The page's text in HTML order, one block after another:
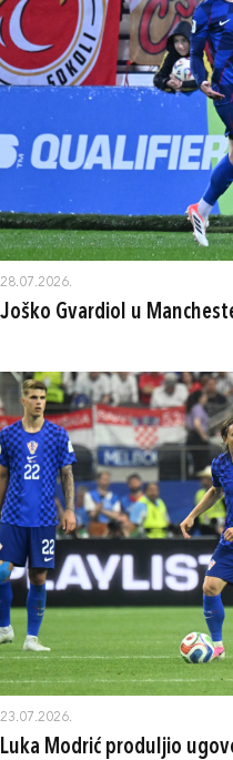
28.07.2026.
Joško Gvardiol u
23.07.2026.
Luka Modrić produljio